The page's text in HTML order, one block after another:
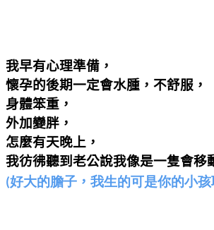
我早有心理準備，
懷孕的後期一定會水腫，不舒服，
身體笨重，
外加變胖，
怎麼有天晚上 ，
我彷彿聽到老公說我像是一隻會移
(好大的膽子 ， 我生的可是你的小孩